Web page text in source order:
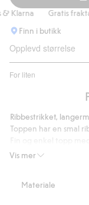
Gratis
Finn i butikk
Opplevd størrelse
For liten
av
129
stemmer
Vis mer
Ribbestrikket,
Toppen har en smal
Lange ermer
Lengde 62 cm i
Materiale